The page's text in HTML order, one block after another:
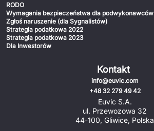
RODO
Wymagania bezpieczeństwa dla podwykonawców
Zgłoś naruszenie (dla Sygnalistów)
Strategia podatkowa 2022
Strategia podatkowa 2023
Dla Inwestorów
Kontakt
info@euvic.com
+48 32 279 49 42
Euvic S.A.
ul. Przewozowa 32
44-100, Gliwice, Polska